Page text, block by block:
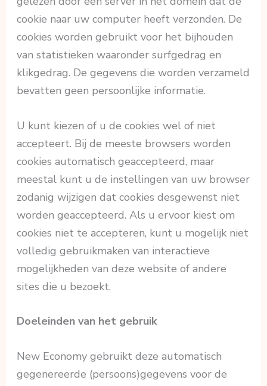
cookie naar uw computer heeft verzonden. De
cookies worden gebruikt voor het bijhouden
van statistieken waaronder surfgedrag en
klikgedrag. De gegevens die worden verzameld
bevatten geen persoonlijke informatie.
U kunt kiezen of u de cookies wel of niet
accepteert. Bij de meeste browsers worden
cookies automatisch geaccepteerd, maar
meestal kunt u de instellingen van uw browser
zodanig wijzigen dat cookies desgewenst niet
worden geaccepteerd. Als u ervoor kiest om
cookies niet te accepteren, kunt u mogelijk niet
volledig gebruikmaken van interactieve
mogelijkheden van deze website of andere
sites die u bezoekt.
Doeleinden van het gebruik
New Economy gebruikt deze automatisch
gegenereerde (persoons)gegevens voor de